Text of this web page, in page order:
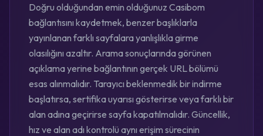
Doğru olduğundan emin olduğunuz Casibom
bağlantısını kaydetmek, benzer başlıklarla
yayınlanan farklı sayfalara yanlışlıkla girme
olasılığını azaltır. Arama sonuçlarında görünen
açıklama yerine bağlantının gerçek URL bölümü
esas alınmalıdır. Tarayıcı beklenmedik bir indirme
başlatırsa, sertifika uyarısı gösterirse veya farklı bir
alan adına geçirirse sayfa kapatılmalıdır. Güncellik,
hız ve alan adı kontrolü aynı erişim sürecinin